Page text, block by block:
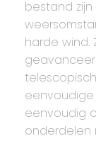
bestand
harde wind.
eenvoudig
onderdelen